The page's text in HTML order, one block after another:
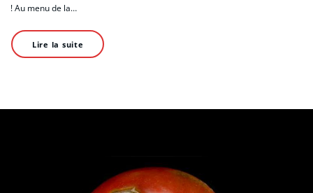
! Au menu de la…
Lire la suite